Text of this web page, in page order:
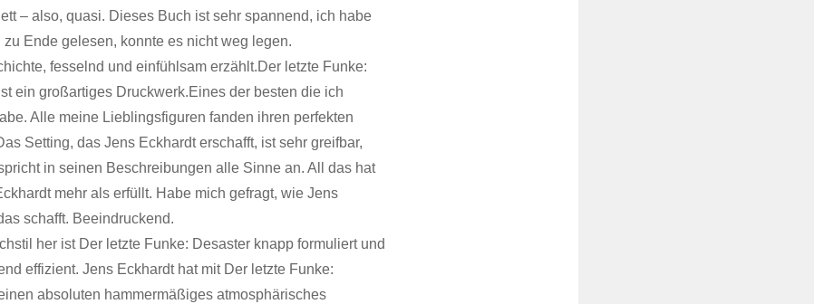
– also, quasi. Dieses Buch ist sehr spannend, ich habe
zu Ende gelesen, konnte es nicht weg legen.
fesselnd und einfühlsam erzählt.Der letzte Funke:
ein großartiges Druckwerk.Eines der besten die ich
Alle meine Lieblingsfiguren fanden ihren perfekten
Setting, das Jens Eckhardt erschafft, ist sehr greifbar,
in seinen Beschreibungen alle Sinne an. All das hat
mehr als erfüllt. Habe mich gefragt, wie Jens
schafft. Beeindruckend.
her ist Der letzte Funke: Desaster knapp formuliert und
effizient. Jens Eckhardt hat mit Der letzte Funke:
absoluten hammermäßiges atmosphärisches